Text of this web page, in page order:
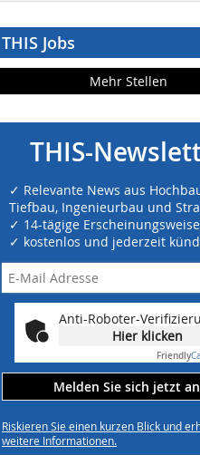
THIS Jobs
Mehr Stellen
THIS-
✓ Relevante News aus
Tiefbau, Ingenieurbau und
✓ 14-tägige Erscheinungsweise
✓ kostenlos und jederzeit
Anti-Roboter-
Hier klicken
Friendly
Melden Sie sich jetzt
Riskieren Sie einen kurzen Blick und
weitere Informationen.